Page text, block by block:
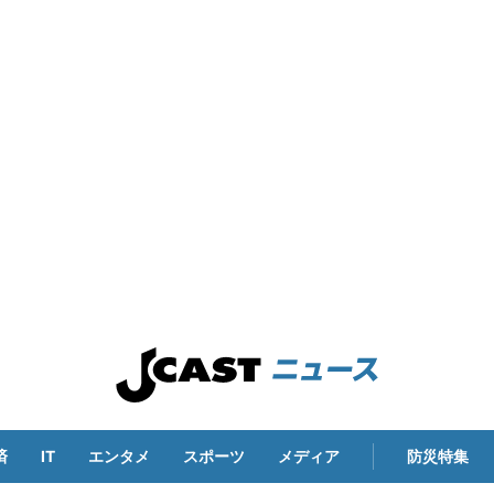
IT エンタメ スポーツ メディア 防災特集